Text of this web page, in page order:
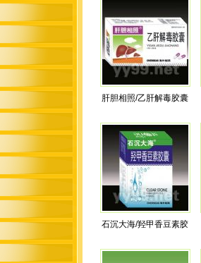
肝胆相照/乙肝解毒胶囊
石沉大海/羟甲香豆素胶